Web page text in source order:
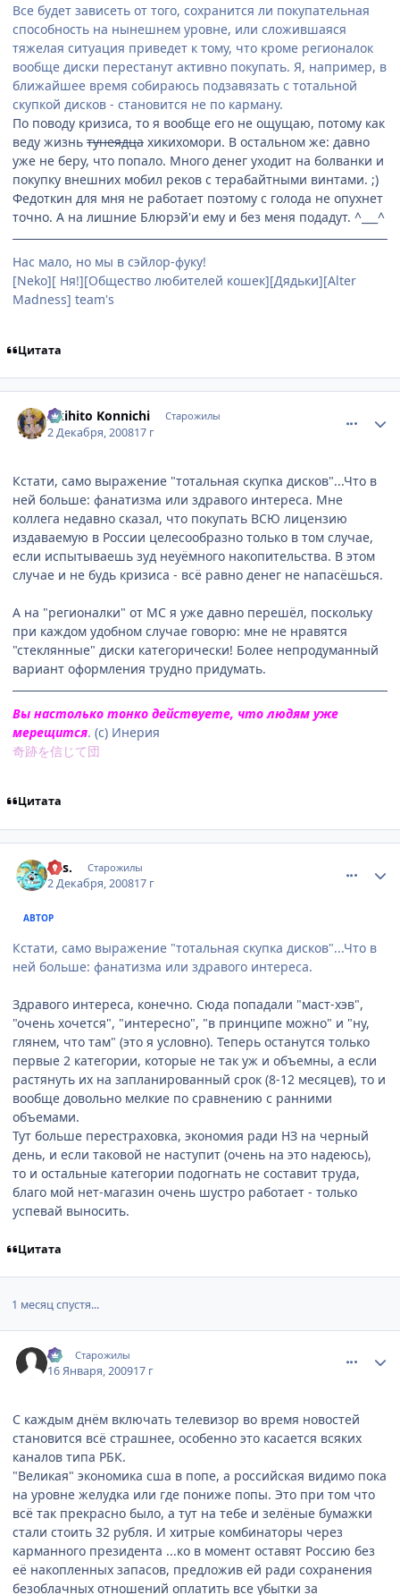
Все будет зависеть от того, сохранится ли покупательная
способность на нынешнем уровне, или сложившаяся
тяжелая ситуация приведет к тому, что кроме регионалок
вообще диски перестанут активно покупать. Я, например, в
ближайшее время собираюсь подзавязать с тотальной
скупкой дисков - становится не по карману.
По поводу кризиса, то я вообще его не ощущаю, потому как
веду жизнь тунеядца хикихомори. В остальном же: давно
уже не беру, что попало. Много денег уходит на болванки и
покупку внешних мобил реков с терабайтными винтами. ;)
Федоткин для мня не работает поэтому с голода не опухнет
точно. А на лишние Блюрэй'и ему и без меня подадут. ^___^
Нас мало, но мы в сэйлор-фуку!
[Neko][ Ня!][Общество любителей кошек][Дядьки][Alter
Madness] team's
Цитата
Akihito Konnichi Старожилы
2 Декабря, 200817 г
Кстати, само выражение "тотальная скупка дисков"...Что в
ней больше: фанатизма или здравого интереса. Мне
коллега недавно сказал, что покупать ВСЮ лицензию
издаваемую в России целесообразно только в том случае,
если испытываешь зуд неуёмного накопительства. В этом
случае и не будь кризиса - всё равно денег не напасёшься.
А на "регионалки" от МС я уже давно перешёл, поскольку
при каждом удобном случае говорю: мне не нравятся
"стеклянные" диски категорически! Более непродуманный
вариант оформления трудно придумать.
Вы настолько тонко действуете, что людям уже
мерещится. (с) Инерия
奇跡を信じて団
Цитата
k.is. Старожилы
2 Декабря, 200817 г
АВТОР
Кстати, само выражение "тотальная скупка дисков"...Что в
ней больше: фанатизма или здравого интереса.
Здравого интереса, конечно. Сюда попадали "маст-хэв",
"очень хочется", "интересно", "в принципе можно" и "ну,
глянем, что там" (это я условно). Теперь останутся только
первые 2 категории, которые не так уж и объемны, а если
растянуть их на запланированный срок (8-12 месяцев), то и
вообще довольно мелкие по сравнению с ранними
объемами.
Тут больше перестраховка, экономия ради НЗ на черный
день, и если таковой не наступит (очень на это надеюсь),
то и остальные категории подогнать не составит труда,
благо мой нет-магазин очень шустро работает - только
успевай выносить.
Цитата
1 месяц спустя...
:-) Старожилы
16 Января, 200917 г
С каждым днём включать телевизор во время новостей
становится всё страшнее, особенно это касается всяких
каналов типа РБК.
"Великая" экономика сша в попе, а российская видимо пока
на уровне желудка или где пониже попы. Это при том что
всё так прекрасно было, а тут на тебе и зелёные бумажки
стали стоить 32 рубля. И хитрые комбинаторы через
карманного президента ...ко в момент оставят Россию без
её накопленных запасов, предложив ей ради сохранения
безоблачных отношений оплатить все убытки за